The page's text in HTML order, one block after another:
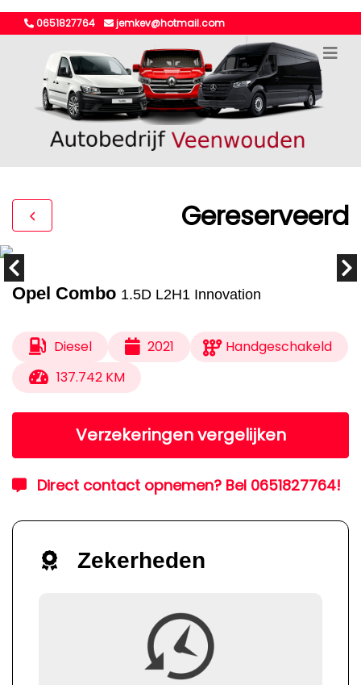
0651827764 jemkev@hotmail.com
Gereserveerd
Opel Combo 1.5D L2H1 Innovation
Diesel 2021
Handgeschakeld
137.742 KM
Verzekeringen vergelijken
Direct contact opnemen? Bel 0651827764!
Zekerheden